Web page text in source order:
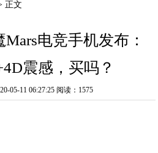
正文
电竞手机发布：
震感，买吗？
05-11 06:27:25 阅读：1575